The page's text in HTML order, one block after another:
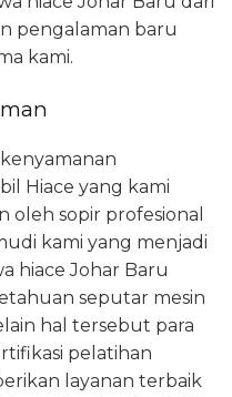
pengalaman baru
kami.
Hiace yang kami
oleh sopir profesional
kami yang menjadi
hiace Johar Baru
seputar mesin
hal tersebut para
pelatihan
layanan terbaik